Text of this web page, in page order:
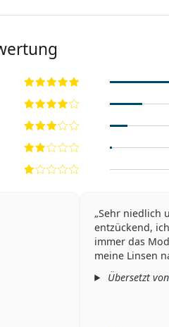
Sehr niedlich
entzückend,
immer das
meine Linsen
Übersetzt von